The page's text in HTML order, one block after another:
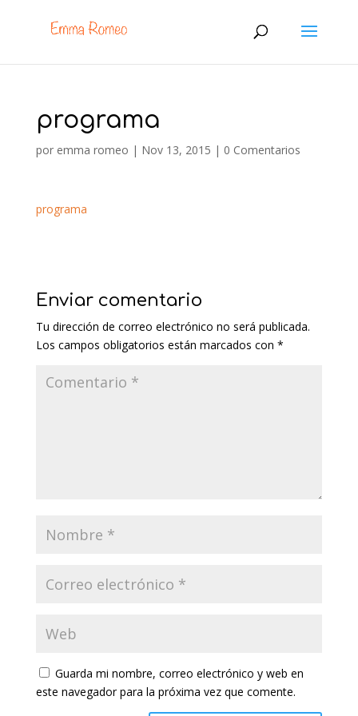
programa
por emma romeo | Nov 13, 2015 | 0 Comentarios
programa
Enviar comentario
Tu dirección de correo electrónico no será publicada.
Los campos obligatorios están marcados con *
Guarda mi nombre, correo electrónico y web en
este navegador para la próxima vez que comente.